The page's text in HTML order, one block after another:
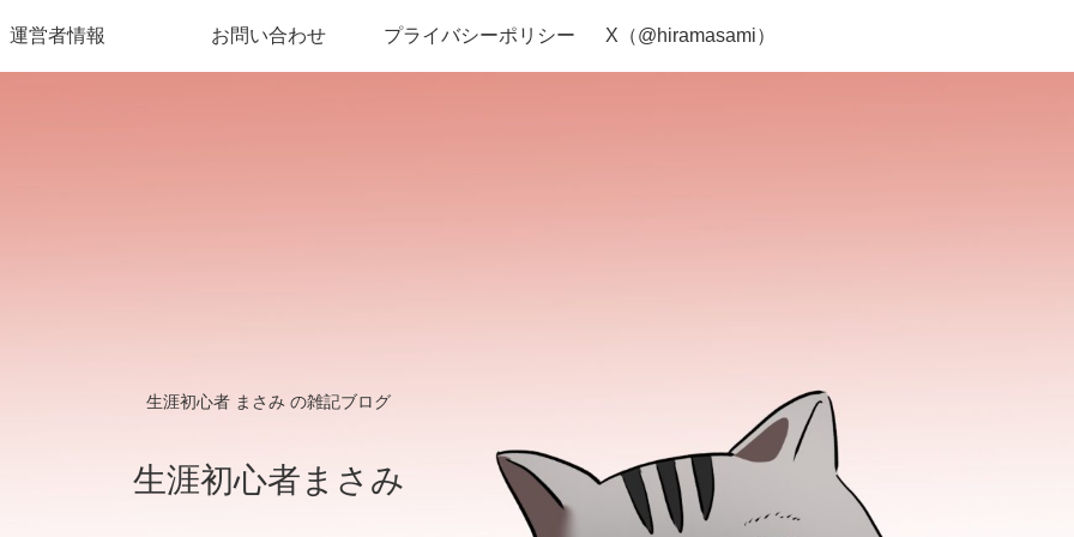
生涯初心者 まさみ の雑記ブログ
生涯初心者まさみ
運営者情報 お問い合わせ プライバシーポリシー X（@hiramasami）